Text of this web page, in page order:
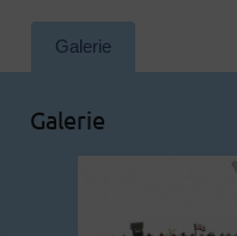
Galerie
Galerie